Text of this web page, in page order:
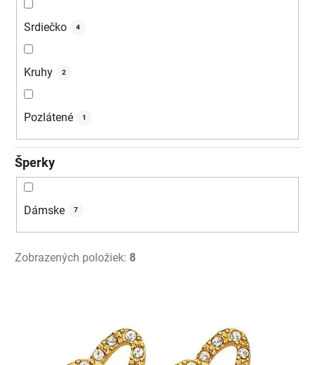
Srdiečko 4
Kruhy 2
Pozlátené 1
Šperky
Dámske 7
Zobrazených položiek: 8